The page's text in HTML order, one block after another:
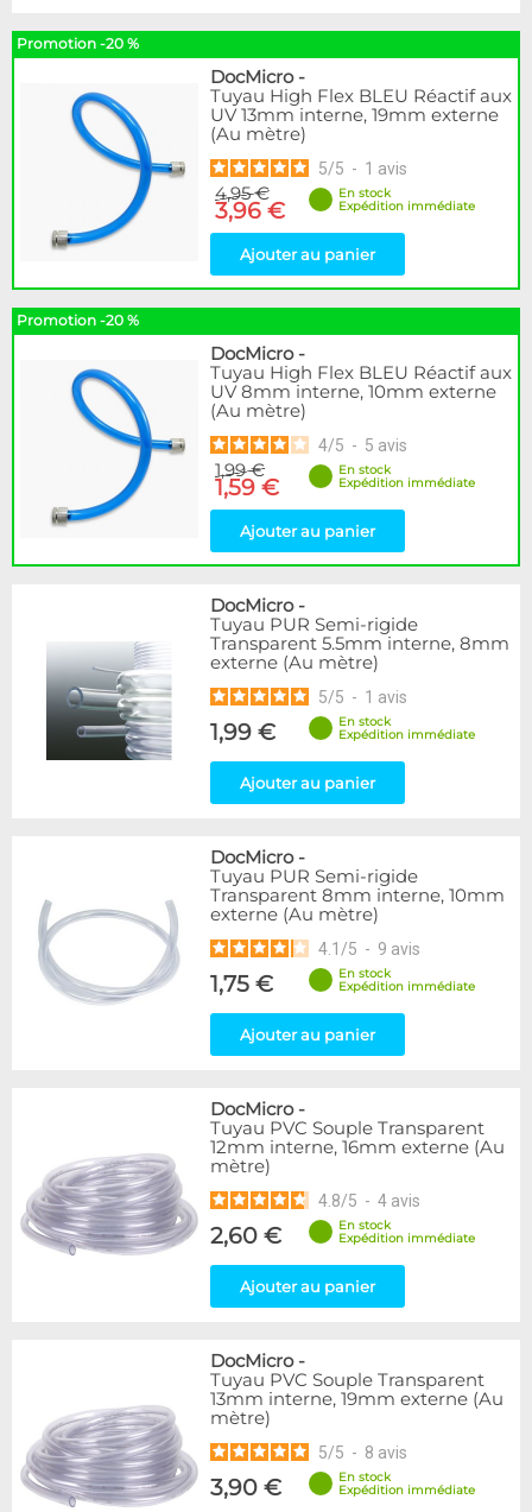
Promotion -20 %
DocMicro-
Tuyau High Flex BLEU Réactif aux
UV 13mm interne, 19mm externe
(Au mètre)
5/5 - 1 avis
4,95 €
3,96 €
En stock
Expédition immédiate
Ajouter au panier
Promotion -20 %
DocMicro-
Tuyau High Flex BLEU Réactif aux
UV 8mm interne, 10mm externe
(Au mètre)
4/5 - 5 avis
1,99 €
1,59 €
En stock
Expédition immédiate
Ajouter au panier
DocMicro-
Tuyau PUR Semi-rigide
Transparent 5.5mm interne, 8mm
externe (Au mètre)
5/5 - 1 avis
1,99 €
En stock
Expédition immédiate
Ajouter au panier
DocMicro-
Tuyau PUR Semi-rigide
Transparent 8mm interne, 10mm
externe (Au mètre)
4.1 /5 - 9 avis
1,75 €
En stock
Expédition immédiate
Ajouter au panier
DocMicro-
Tuyau PVC Souple Transparent
12mm interne, 16mm externe (Au
mètre)
4.8/5 - 4 avis
2,60 €
En stock
Expédition immédiate
Ajouter au panier
DocMicro-
Tuyau PVC Souple Transparent
13mm interne, 19mm externe (Au
mètre)
5/5 - 8 avis
3,90 €
En stock
Expédition immédiate